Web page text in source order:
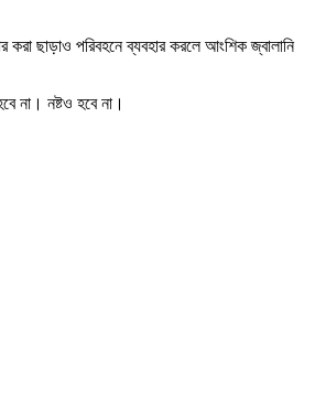
করা ছাড়াও পরিবহনে ব্যবহার করলে আংশিক জ্বালানি
না। নষ্টও হবে না।